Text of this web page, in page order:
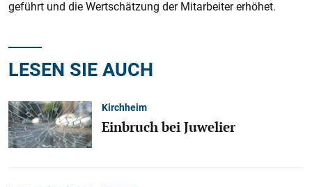
geführt und die Wertschätzung der Mitarbeiter erhöhet.
LESEN SIE AUCH
Kirchheim
Einbruch bei Juwelier